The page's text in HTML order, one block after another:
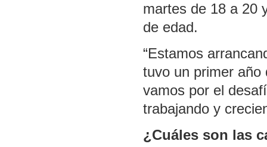
martes de 18 a 20
de edad.
“Estamos
tuvo un primer año
vamos por el
trabajando y
¿Cuáles son las